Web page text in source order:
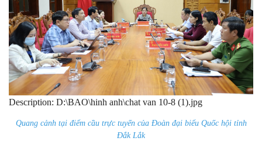
Description: D:\BAO\hinh anh\chat van 10-8 (1).jpg
Quang cảnh tại điểm cầu trực tuyến của Đoàn đại biểu Quốc hội tỉnh
Đắk Lắk